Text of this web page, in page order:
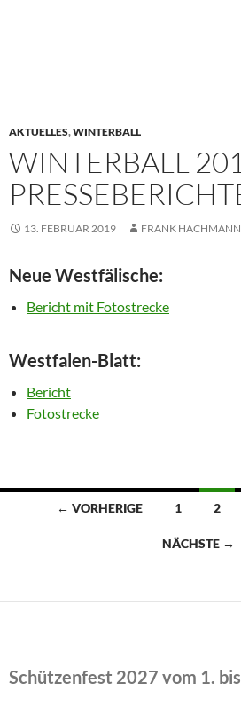
AKTUELLES,WINTERBALL
WINTERBALL
13. FEBRUAR 2019 FRANK HACHMANN
Neue Westfälische:
Bericht mit Fotostrecke
Westfalen-Blatt:
Bericht
Fotostrecke
Beitragsnavigation
← VORHERIGE 1 2
NÄCHSTE →
Schützenfest 2027 vom 1.